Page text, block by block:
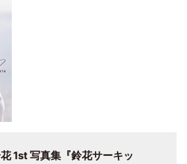
1st 写真集『鈴花サーキッ